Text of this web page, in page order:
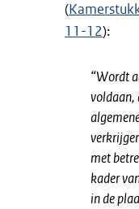
(
11-12):
“Wordt
voldaan,
met
kader
in de